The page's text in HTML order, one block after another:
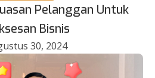
Pelanggan Untuk
Bisnis
30, 2024